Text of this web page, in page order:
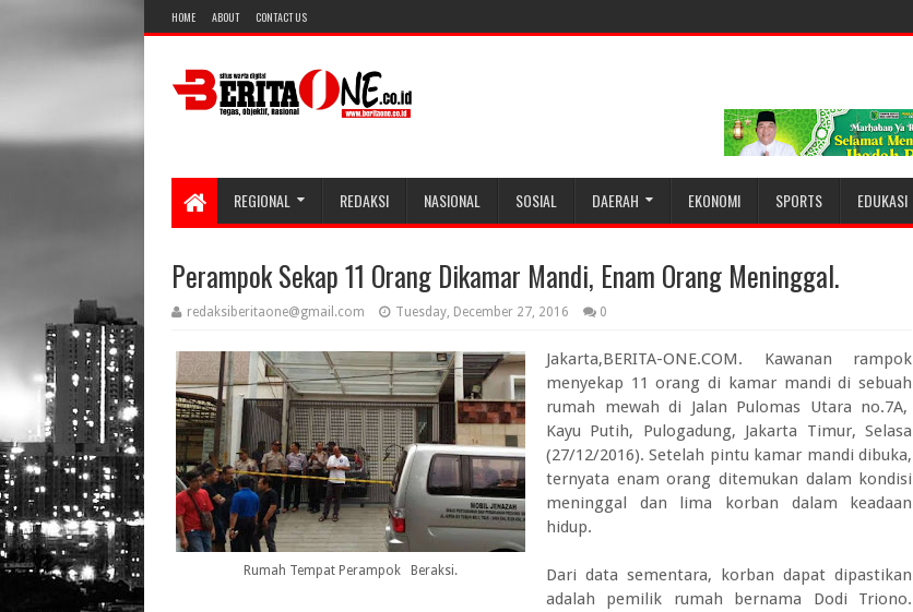
HOME ABOUT CONTACT US
REGIONAL REDAKSI NASIONAL SOSIAL DAERAH EKONOMI SPORTS EDUKASI
Perampok Sekap 11 Orang Dikamar Mandi, Enam Orang Meninggal.
redaksiberitaone@gmail.com Tuesday, December 27, 2016 0
Rumah Tempat Perampok Beraksi.
Jakarta,BERITA-ONE.COM. Kawanan rampok
menyekap 11 orang di kamar mandi di sebuah
rumah mewah di Jalan Pulomas Utara no.7A,
Kayu Putih, Pulogadung, Jakarta Timur, Selasa
(27/12/2016). Setelah pintu kamar mandi dibuka,
ternyata enam orang ditemukan dalam kondisi
meninggal dan lima korban dalam keadaan
hidup.
Dari data sementara, korban dapat dipastikan
adalah pemilik rumah bernama Dodi Triono.